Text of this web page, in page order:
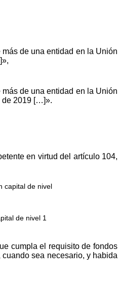
de una entidad en la Unión
de una entidad en la Unión
de 2019 […]».
en virtud del artículo 104,
capital de nivel
de nivel 1
cumpla el requisito de fondos
sea necesario, y habida